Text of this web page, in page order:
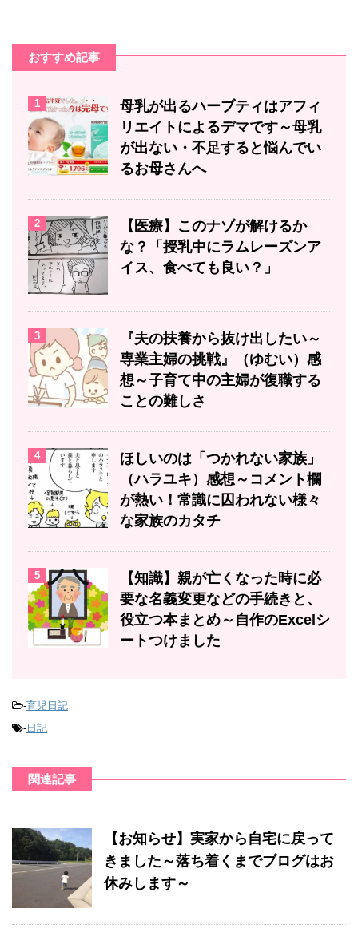
おすすめ記事
1
母乳が出るハーブティはアフィ
リエイトによるデマです～母乳
が出ない・不足すると悩んでい
るお母さんへ
2
【医療】このナゾが解けるか
な？「授乳中にラムレーズンア
イス、食べても良い？」
3
『夫の扶養から抜け出したい～
専業主婦の挑戦』（ゆむい）感
想～子育て中の主婦が復職する
ことの難しさ
4
ほしいのは「つかれない家族」
（ハラユキ）感想～コメント欄
が熱い！常識に囚われない様々
な家族のカタチ
5
【知識】親が亡くなった時に必
要な名義変更などの手続きと、
役立つ本まとめ～自作のExcelシ
ートつけました
-育児日記
- 日記
関連記事
【お知らせ】実家から自宅に戻って
きました～落ち着くまでブログはお
休みします～